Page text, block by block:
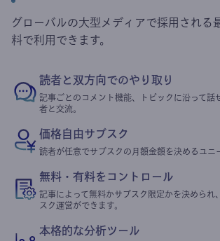
グローバルの大型メディアで採用される
料で利用できます。
読者と双方向でのやり取り
記事ごとのコメント機能、トピックに沿って話
者と交流。
価格自由サブスク
読者が任意でサブスクの月額金額を決めるユニ
無料・有料をコントロール
記事によって無料かサブスク限定かを決められ
スク運営ができます。
本格的な分析ツール